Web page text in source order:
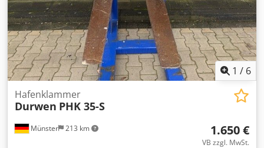
1 / 6
Münster 213 km
Hafenklammer
Durwen PHK 35-S
1.650 €
VB zzgl. MwSt.